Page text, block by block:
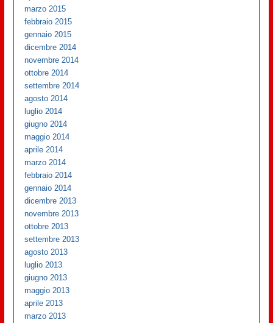
marzo 2015
febbraio 2015
gennaio 2015
dicembre 2014
novembre 2014
ottobre 2014
settembre 2014
agosto 2014
luglio 2014
giugno 2014
maggio 2014
aprile 2014
marzo 2014
febbraio 2014
gennaio 2014
dicembre 2013
novembre 2013
ottobre 2013
settembre 2013
agosto 2013
luglio 2013
giugno 2013
maggio 2013
aprile 2013
marzo 2013